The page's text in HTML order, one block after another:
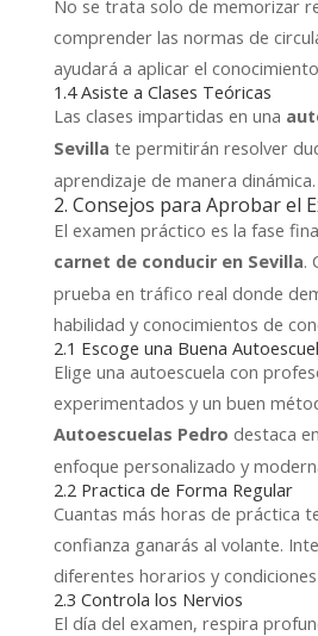
No se trata solo de memorizar
comprender las normas de
ayudará a aplicar el
1.4 Asiste a Clases Teóricas
Las clases impartidas en una
Sevilla te permitirán resolver
aprendizaje de manera dinámica.
2. Consejos para Aprobar el
El examen práctico es la fase
carnet de conducir en Sevilla.
prueba en tráfico real donde
habilidad y conocimientos de
2.1 Escoge una Buena
Elige una autoescuela con
experimentados y un buen
Autoescuelas Pedro destaca
enfoque personalizado y
2.2 Practica de Forma Regular
Cuantas más horas de práctica
confianza ganarás al volante.
diferentes horarios y
2.3 Controla los Nervios
El día del examen, respira